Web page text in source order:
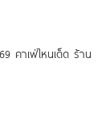
คาเฟ่ไหนเด็ด ร้าน